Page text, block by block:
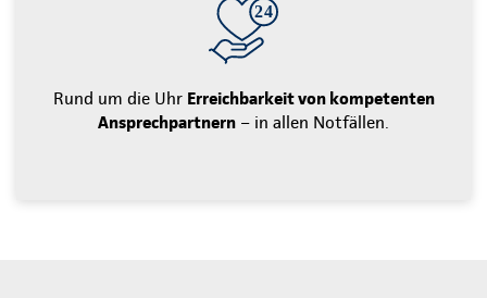
Rund um die Uhr Erreichbarkeit von kompetenten
Ansprechpartnern – in allen Notfällen.